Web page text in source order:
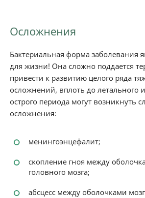
Осложнения
Бактериальная форма заболевания
для жизни! Она сложно поддается
привести к развитию целого ряда
осложнений, вплоть до летального
острого периода могут возникнуть
осложнения:
менингоэнцефалит;
скопление гноя между
головного мозга;
абсцесс между оболочками